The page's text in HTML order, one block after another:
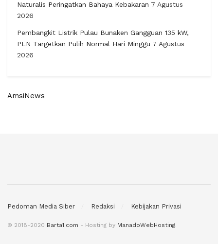
Naturalis Peringatkan Bahaya Kebakaran 7 Agustus
2026
Pembangkit Listrik Pulau Bunaken Gangguan 135 kW,
PLN Targetkan Pulih Normal Hari Minggu 7 Agustus
2026
AmsiNews
Pedoman Media Siber Redaksi Kebijakan Privasi
© 2018-2020 Barta1.com - Hosting by ManadoWebHosting.